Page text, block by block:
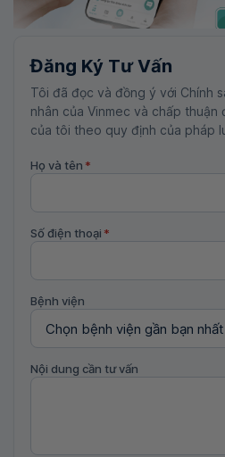
Đăng Ký Tư Vấn
Tôi đã đọc và đồng ý với Chính
nhân của Vinmec và chấp thuận
của tôi theo quy định của pháp
Họ và tên *
Số điện thoại *
Bệnh viện
Nội dung cần tư vấn